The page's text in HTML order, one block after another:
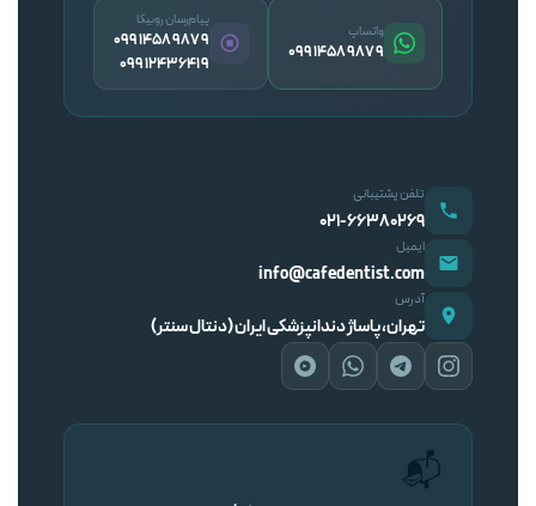
واتساپ
09914589879
پیام‌رسان روبیکا
09914589879
09912436419
تلفن پشتیبانی
۰۲۱-۶۶۳۸۰۲۶۹
ایمیل
info@cafedentist.com
آدرس
تهران، پاساژ دندانپزشکی ایران (دنتال سنتر)
📬